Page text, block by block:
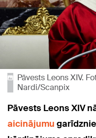
Pāvests Leons XIV.
Nardi/Scanpix
Pāvests Leons XIV
aicinājumu